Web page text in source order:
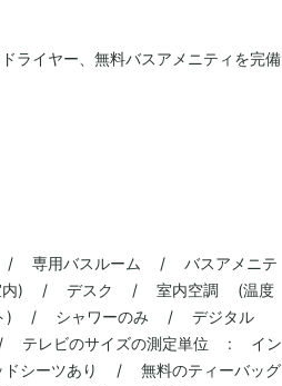
ライヤー、無料バスアメニティを完備
用バスルーム / バスアメニテ
内) / デスク / 室内空調 (温度
) / シャワーのみ / デジタル
ビのサイズの測定単位 : イン
ツあり / 無料のティーバッグ